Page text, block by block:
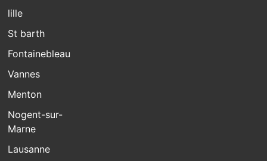
lille
St barth
Fontainebleau
Vannes
Menton
Nogent-sur-
Marne
Lausanne